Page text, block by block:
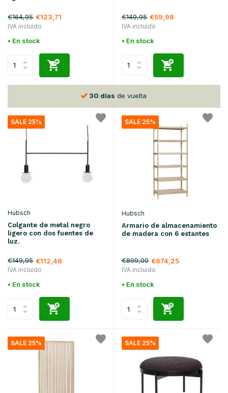
€164,95 €123,71
IVA incluido
• En stock
€149,95 €59,98
IVA incluido
• En stock
30 días de vuelta
SALE 25%
Hubsch
Colgante de metal negro
ligero con dos fuentes de
luz.
€149,95 €112,46
IVA incluido
• En stock
SALE 25%
Hubsch
Armario de almacenamiento
de madera con 6 estantes
€899,00 €674,25
IVA incluido
• En stock
SALE 25% SALE 25%